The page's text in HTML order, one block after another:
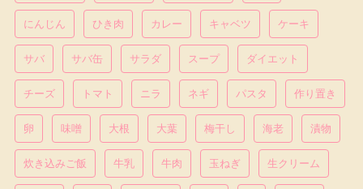
にんじん ひき肉 カレー キャベツ ケーキ
サバ サバ缶 サラダ スープ ダイエット
チーズ トマト ニラ ネギ パスタ 作り置き
卵 味噌 大根 大葉 梅干し 海老 漬物
炊き込みご飯 牛乳 牛肉 玉ねぎ 生クリーム